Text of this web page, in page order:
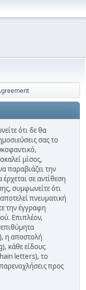
ότι δε θα
σας το
μίσος,
παραβιάζει την
σε αντίθεση
συμφωνείτε ότι
πνευματική
την έγγραφη
Επιπλέον,
η αποστολή
κάθε είδους
letters), το
προς